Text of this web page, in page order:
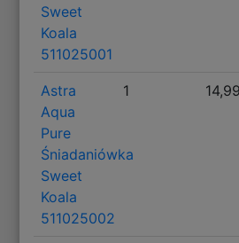
Sweet
Koala
511025001
Astra
Aqua
Pure
Śniadaniówka
Sweet
Koala
511025002
1